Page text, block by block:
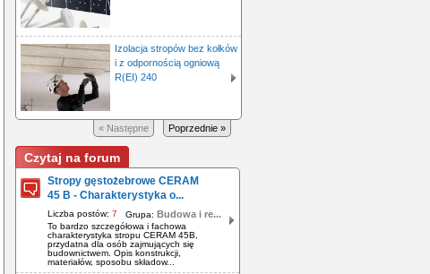
Izolacja stropów bez kołków
i z odpornością ogniową
R(EI) 240
Poprzednie »
« Następne
Czytaj na forum
Stropy gęstożebrowe CERAM
45 B - Charakterystyka o...
Liczba postów: 7 Grupa: Budowa i re...
To bardzo szczegółowa i fachowa
charakterystyka stropu CERAM 45B,
przydatna dla osób zajmujących się
budownictwem. Opis konstrukcji,
materiałów, sposobu składow...